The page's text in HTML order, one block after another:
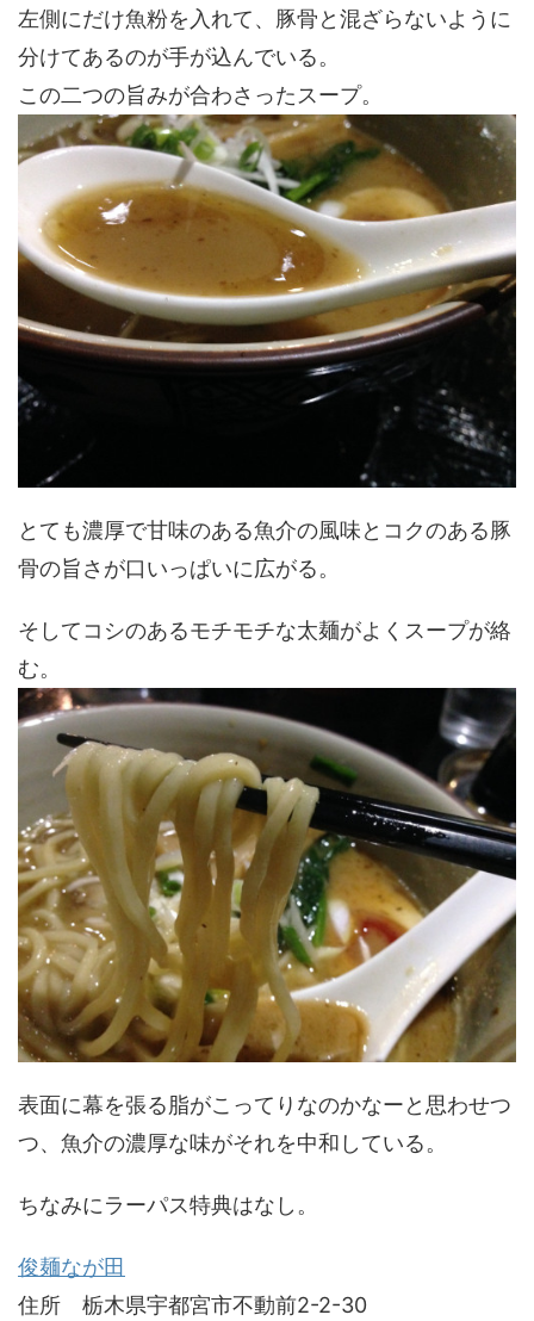
左側にだけ魚粉を入れて、豚骨と混ざらないように
分けてあるのが手が込んでいる。
この二つの旨みが合わさったスープ。
とても濃厚で甘味のある魚介の風味とコクのある豚
骨の旨さが口いっぱいに広がる。
そしてコシのあるモチモチな太麺がよくスープが絡
む。
表面に幕を張る脂がこってりなのかなーと思わせつ
つ、魚介の濃厚な味がそれを中和している。
ちなみにラーパス特典はなし。
俊麺なが田
住所 栃木県宇都宮市不動前2-2-30